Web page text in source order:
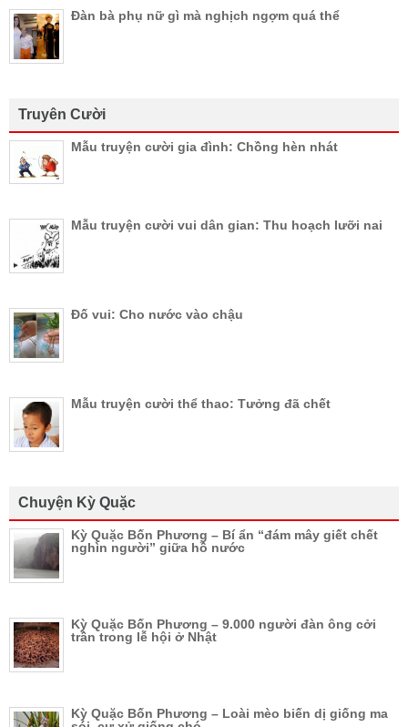
Đàn bà phụ nữ gì mà nghịch ngợm quá thể
Truyên Cười
Mẫu truyện cười gia đình: Chồng hèn nhát
Mẫu truyện cười vui dân gian: Thu hoạch lưỡi nai
Đố vui: Cho nước vào chậu
Mẫu truyện cười thể thao: Tưởng đã chết
Chuyện Kỳ Quặc
Kỳ Quặc Bốn Phương – Bí ẩn “đám mây giết chết
nghìn người” giữa hồ nước
Kỳ Quặc Bốn Phương – 9.000 người đàn ông cởi
trần trong lễ hội ở Nhật
Kỳ Quặc Bốn Phương – Loài mèo biến dị giống ma